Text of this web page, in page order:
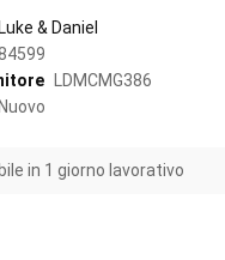
Luke & Daniel
LDMCMG386
Nuovo
in 1 giorno lavorativo